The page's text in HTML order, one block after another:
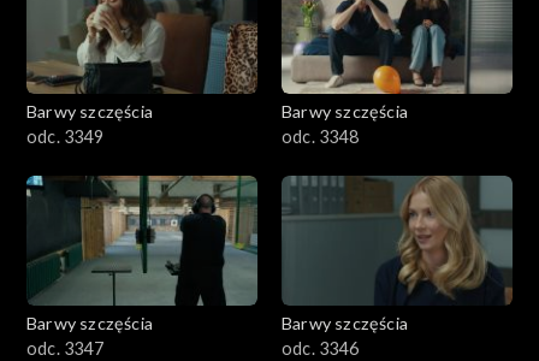
Barwy szczęścia
odc. 3349
Barwy szczęścia
odc. 3348
Barwy szczęścia
odc. 3347
Barwy szczęścia
odc. 3346